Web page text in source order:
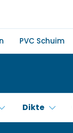
PVC Schuim
Dikte